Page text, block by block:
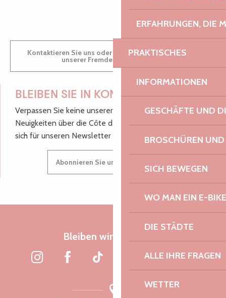
ERFAHRUNGEN, DIE
PRAKTISCHES
INFORMATIONEN
GESCHÄFTE UND
BROSCHÜREN
SICH BEWEGEN
WO MAN EIN E-
DIE STÄDTE
ALLE IHRE FRAGEN
WETTER
Kontaktieren Sie uns oder besuchen Sie uns in einem
unserer Fremdenverkehrsbüros.
BLEIBEN SIE IN KONTAKT!
Verpassen Sie keine unserer guten Tipps und
Neuigkeiten über die Côte de Granit Rose, melden Sie
sich für unseren Newsletter an.
Abonnieren Sie unseren Newsletter
Bleiben wir verbunden